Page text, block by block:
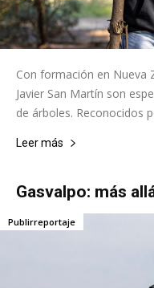
Con formación en Nueva
Javier San Martín son
de árboles. Reconocidos
Leer más
Gasvalpo: más
Publirreportaje